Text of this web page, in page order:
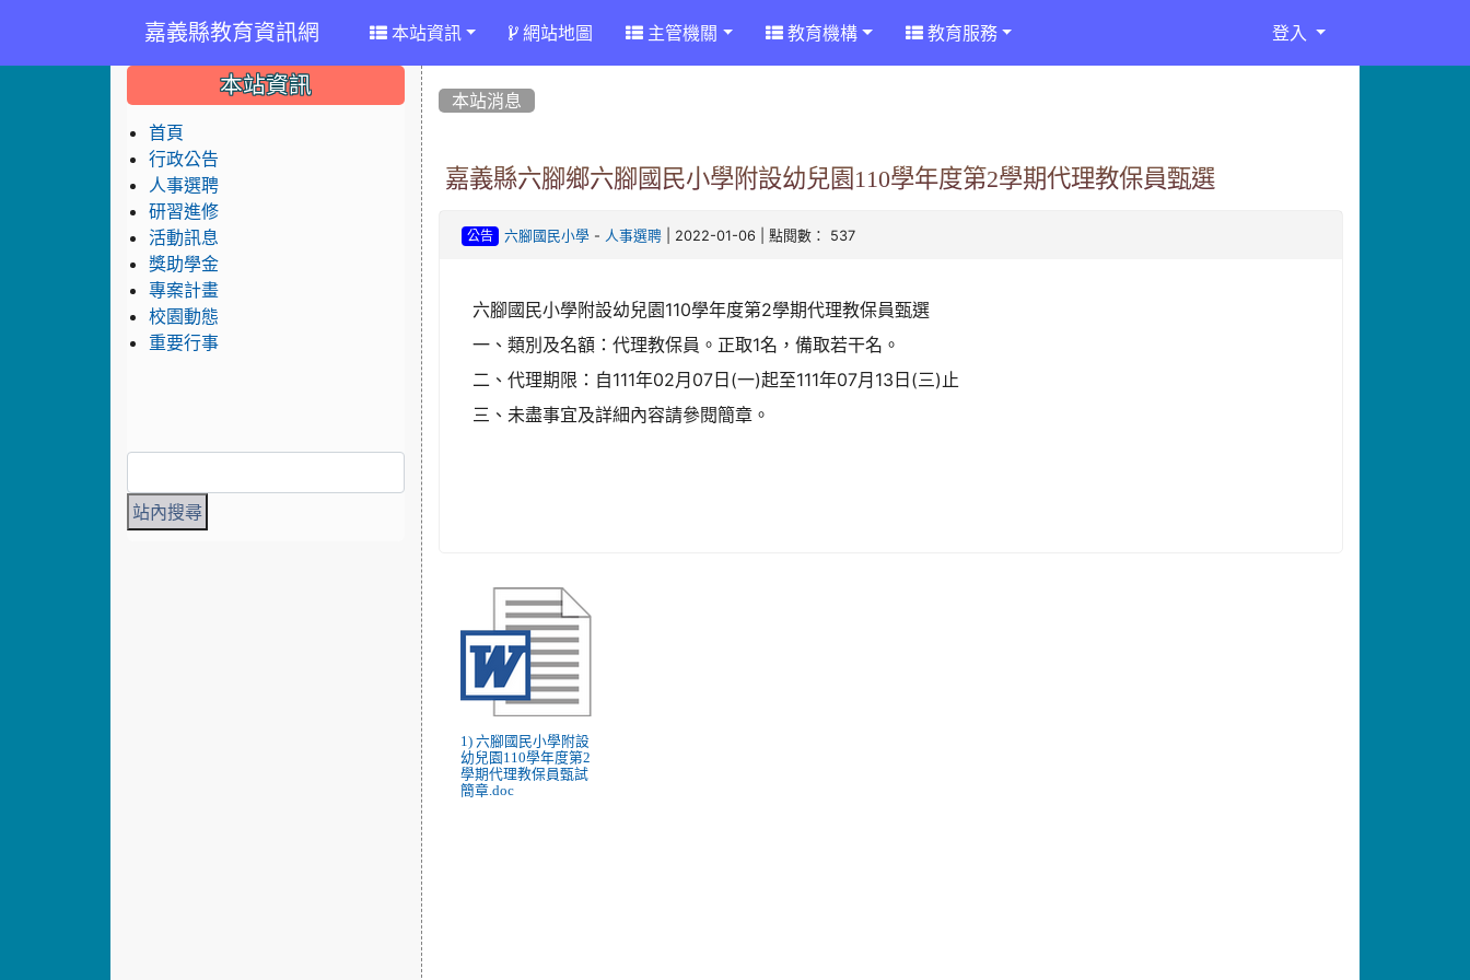
嘉義縣教育資訊網 本站資訊 網站地圖 主管機關 教育機構 教育服務 登入
本站消息
嘉義縣六腳鄉六腳國民小學附設幼兒園110學年度第2學期代理教保員甄選
公告 六腳國民小學 - 人事選聘 | 2022-01-06 | 點閱數： 537
六腳國民小學附設幼兒園110學年度第2學期代理教保員甄選
一、類別及名額：代理教保員。正取1名，備取若干名。
二、代理期限：自111年02月07日(一)起至111年07月13日(三)止
三、未盡事宜及詳細內容請參閱簡章。
1) 六腳國民小學附設
幼兒園110學年度第2
學期代理教保員甄試
簡章.doc
::: 本站資訊
首頁
行政公告
人事選聘
研習進修
活動訊息
獎助學金
專案計畫
校園動態
重要行事